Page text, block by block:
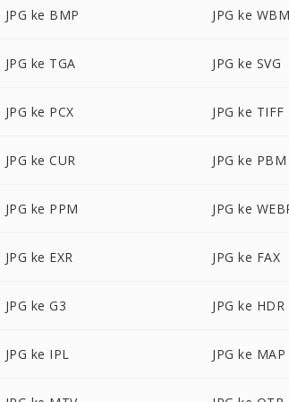
JPG ke BMP JPG ke
JPG ke TGA JPG ke SVG
JPG ke PCX JPG ke TIFF
JPG ke CUR JPG ke PBM
JPG ke PPM JPG ke
JPG ke EXR JPG ke FAX
JPG ke G3 JPG ke HDR
JPG ke IPL JPG ke MAP